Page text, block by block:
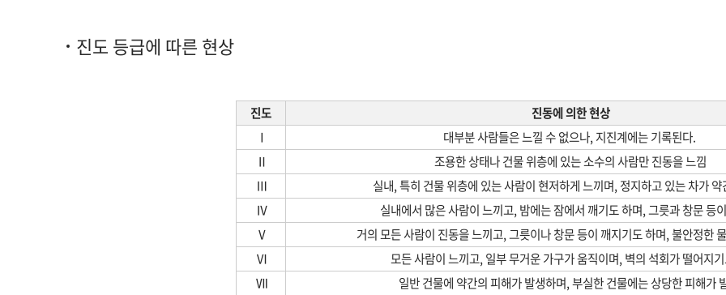
진도 등급에 따른 현상
진도
진동에 의한 현상
Ⅰ
대부분 사람들은 느낄 수 없으나, 지진계에는 기록된다.
Ⅱ
조용한 상태나 건물 위층에 있는 소수의 사람만 진동을 느낌
Ⅲ
실내, 특히 건물 위층에 있는 사람이 현저하게 느끼며, 정지하고 있는 차가 약
Ⅳ
실내에서 많은 사람이 느끼고, 밤에는 잠에서 깨기도 하며, 그릇과 창문 등
Ⅴ
거의 모든 사람이 진동을 느끼고, 그릇이나 창문 등이 깨지기도 하며, 불안정한
Ⅵ
모든 사람이 느끼고, 일부 무거운 가구가 움직이며, 벽의 석회가 떨어지
Ⅶ
일반 건물에 약간의 피해가 발생하며, 부실한 건물에는 상당한 피해가